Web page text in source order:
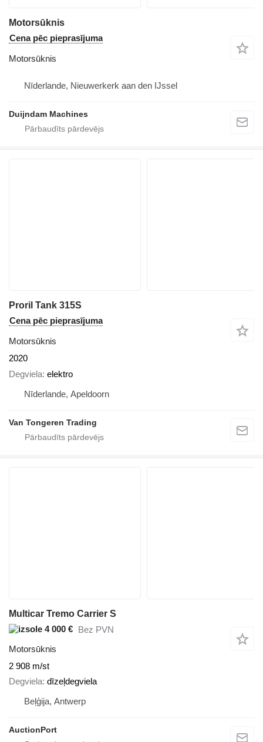
Motorsūknis
Cena pēc pieprasījuma
Motorsūknis
Nīderlande, Nieuwerkerk aan den IJssel
Duijndam Machines
Proril Tank 315S
Cena pēc pieprasījuma
Motorsūknis
2020
Degviela elektro
Nīderlande, Apeldoorn
Van Tongeren Trading
Multicar Tremo Carrier S
4 000 € Bez PVN
Motorsūknis
2 908 m/st
Degviela dīzeļdegviela
Beļģija, Antwerp
AuctionPort